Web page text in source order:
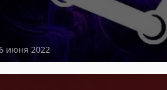
июня 2022